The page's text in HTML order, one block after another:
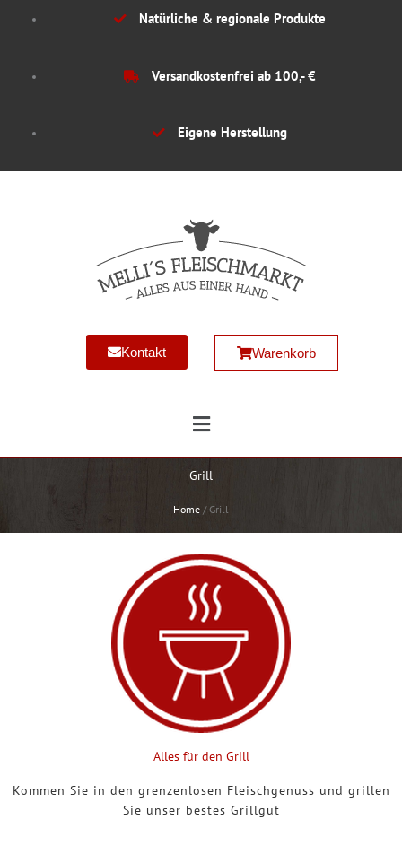
Natürliche & regionale Produkte
Versandkostenfrei ab 100,- €
Eigene Herstellung
Kontakt Warenkorb
Main
Grill
Home /Grill
Alles für den Grill
Kommen Sie in den grenzenlosen Fleischgenuss und grillen
Sie unser bestes Grillgut